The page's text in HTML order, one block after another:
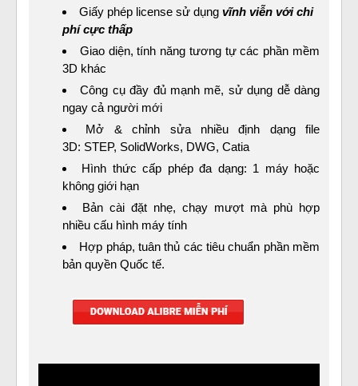
Giấy phép license sử dụng vĩnh viễn với chi
phí cực thấp
Giao diện, tính năng tương tự các phần mềm
3D khác
Công cụ đầy đủ mạnh mẽ, sử dụng dễ dàng
ngay cả người mới
Mở & chỉnh sửa nhiều định dạng file
3D: STEP, SolidWorks, DWG, Catia
Hình thức cấp phép đa dạng: 1 máy hoặc
không giới hạn
Bản cài đặt nhẹ, chạy mượt mà phù hợp
nhiều cấu hình máy tính
Hợp pháp, tuân thủ các tiêu chuẩn phần mềm
bản quyền Quốc tế.